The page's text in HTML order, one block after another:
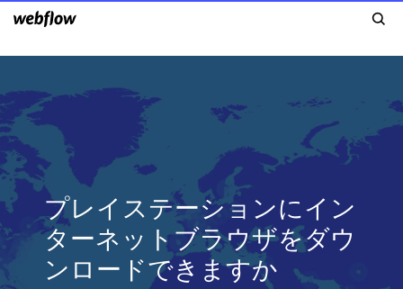
プレイステーションにイン
ターネットブラウザをダウ
ンロードできますか